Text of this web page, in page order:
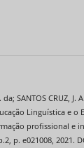
da; SANTOS CRUZ,
Linguística e o
profissional e
p. e021008, 2021.